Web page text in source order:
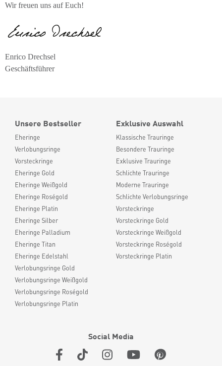
Wir freuen uns auf Euch!
Enrico Drechsel
Geschäftsführer
Unsere Bestseller
Eheringe
Verlobungsringe
Vorsteckringe
Eheringe Gold
Eheringe Weißgold
Eheringe Roségold
Eheringe Platin
Eheringe Silber
Eheringe Palladium
Eheringe Titan
Eheringe Edelstahl
Verlobungsringe Gold
Verlobungsringe Weißgold
Verlobungsringe Roségold
Verlobungsringe Platin
Exklusive Auswahl
Klassische Trauringe
Besondere Trauringe
Exklusive Trauringe
Schlichte Trauringe
Moderne Trauringe
Schlichte Verlobungsringe
Vorsteckringe
Vorsteckringe Gold
Vorsteckringe Weißgold
Vorsteckringe Roségold
Vorsteckringe Platin
Social Media